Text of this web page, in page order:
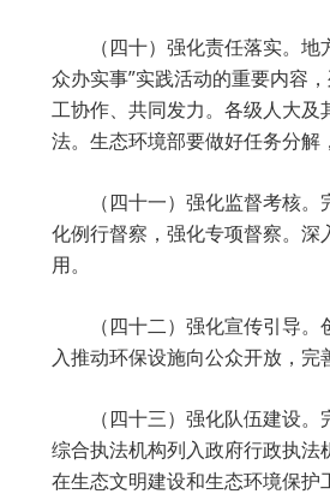
（四十）强化责任落实。
众办实事”实践活动的重要内容
工协作、共同发力。各级人大
法。生态环境部要做好任务分
（四十一）强化监督考核
化例行督察，强化专项督察。
用。
（四十二）强化宣传引导
入推动环保设施向公众开放，
（四十三）强化队伍建设
综合执法机构列入政府行政执
在生态文明建设和生态环境保